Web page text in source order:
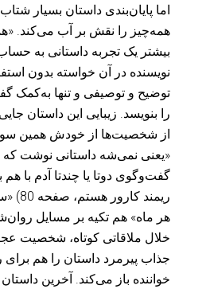
اما پایان‌بندی داستان بسیار
همه‌چیز را نقش بر آب می‌کند.
بیشتر یک تجربه داستانی به
نویسنده در آن خواسته بدون
توضیح و توصیفی و تنها به‌کمک
را بنویسد. زیبایی این داستان
از شخصیت‌ها از خودش همین
«یعنی نمی‌شه داستانی نوشت
گفت‌وگوی دوتا یا چندتا آدم با
ریمند
هر ماه» هم تکیه بر مسایل
خلال ملاقاتی کوتاه، شخصیت
جذاب پیرمرد داستان را هم
خواننده باز می‌کند. آخرین